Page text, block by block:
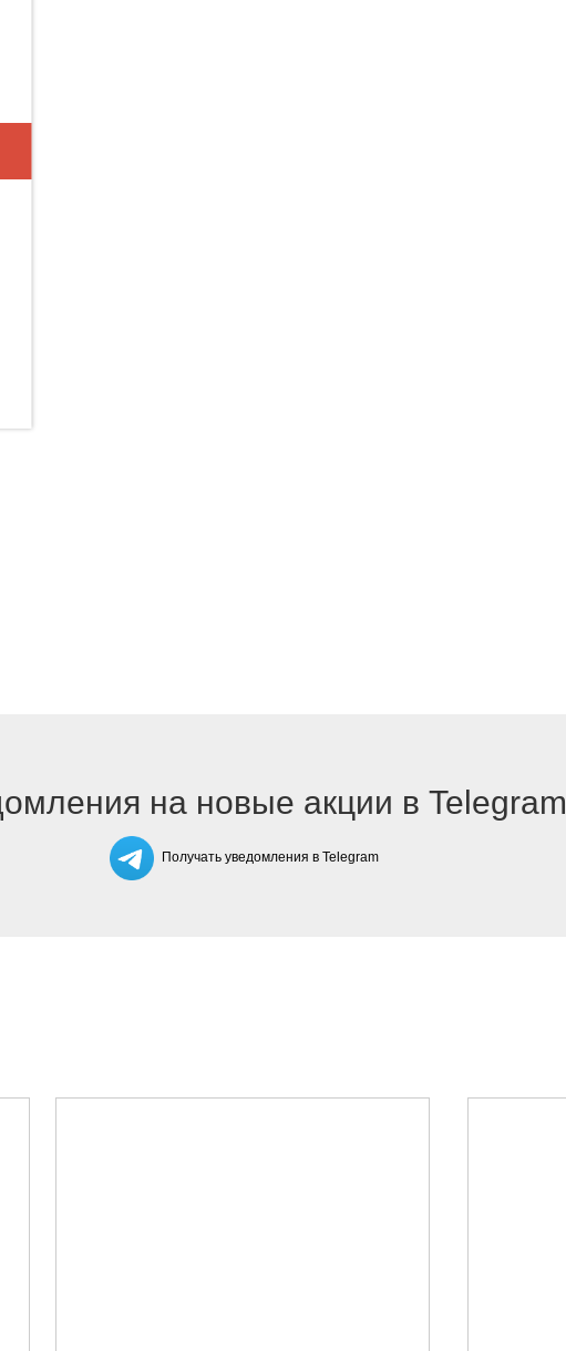
на новые акции в Telegram
Получать уведомления в Telegram